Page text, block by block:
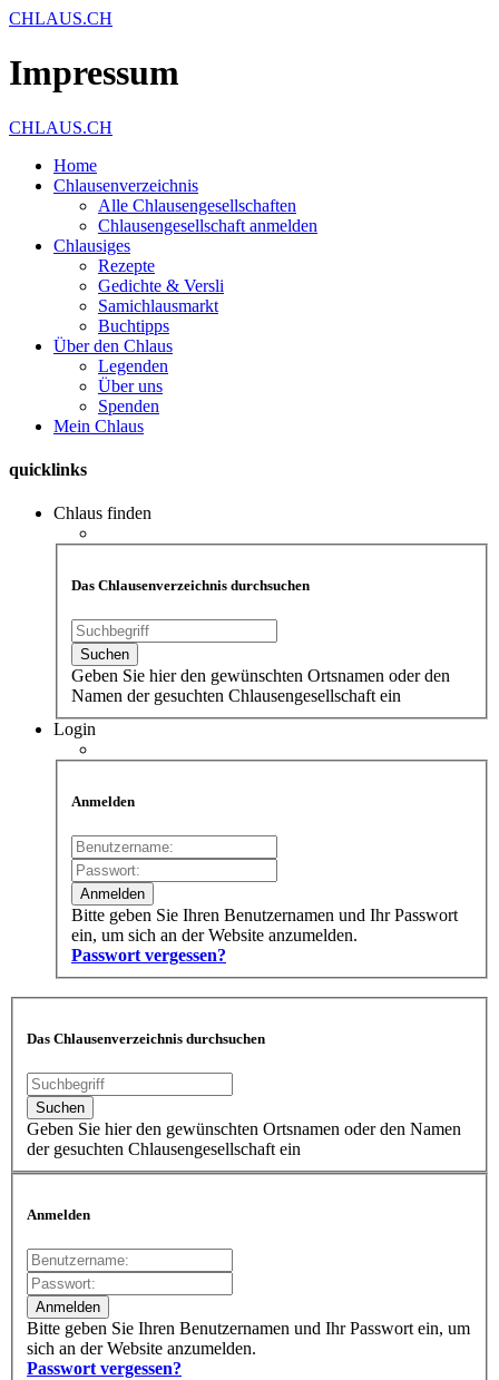
CHLAUS.CH
Impressum
CHLAUS.CH
Home
Chlausenverzeichnis
Alle Chlausengesellschaften
Chlausengesellschaft anmelden
Chlausiges
Rezepte
Gedichte & Versli
Samichlausmarkt
Buchtipps
Über den Chlaus
Legenden
Über uns
Spenden
Mein Chlaus
quicklinks
Chlaus finden
Das Chlausenverzeichnis durchsuchen
Geben Sie hier den gewünschten Ortsnamen oder den
Namen der gesuchten Chlausengesellschaft ein
Login
Anmelden
Bitte geben Sie Ihren Benutzernamen und Ihr Passwort
ein, um sich an der Website anzumelden.
Passwort vergessen?
Das Chlausenverzeichnis durchsuchen
Geben Sie hier den gewünschten Ortsnamen oder den Namen
der gesuchten Chlausengesellschaft ein
Anmelden
Bitte geben Sie Ihren Benutzernamen und Ihr Passwort ein, um
sich an der Website anzumelden.
Passwort vergessen?